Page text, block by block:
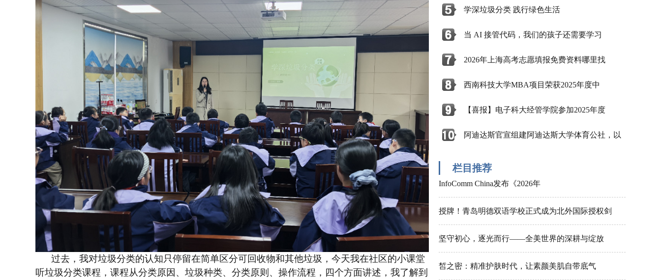
过去，我对垃圾分类的认知只停留在简单区分可回收物和其他垃圾，今天我在社区的小课堂
听垃圾分类课程，课程从分类原因、垃圾种类、分类原则、操作流程，四个方面讲述，我了解到
学深垃圾分类 践行绿色生活
当 AI 接管代码，我们的孩子还需要学习
2026年上海高考志愿填报免费资料哪里找
西南科技大学MBA项目荣获2025年度中
【喜报】电子科大经管学院参加2025年度
阿迪达斯官宣组建阿迪达斯大学体育公社，以
栏目推荐
InfoComm China发布《2026年
授牌！青岛明德双语学校正式成为北外国际授权剑
坚守初心，逐光而行——全美世界的深耕与绽放
皙之密：精准护肤时代，让素颜美肌自带底气